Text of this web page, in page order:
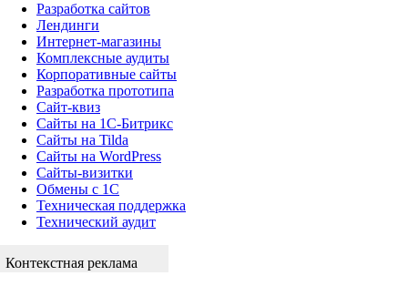
Разработка сайтов
Лендинги
Интернет-магазины
Комплексные аудиты
Корпоративные сайты
Разработка прототипа
Сайт-квиз
Сайты на 1С-Битрикс
Сайты на Tilda
Сайты на WordPress
Сайты-визитки
Обмены с 1С
Техническая поддержка
Технический аудит
Контекстная реклама